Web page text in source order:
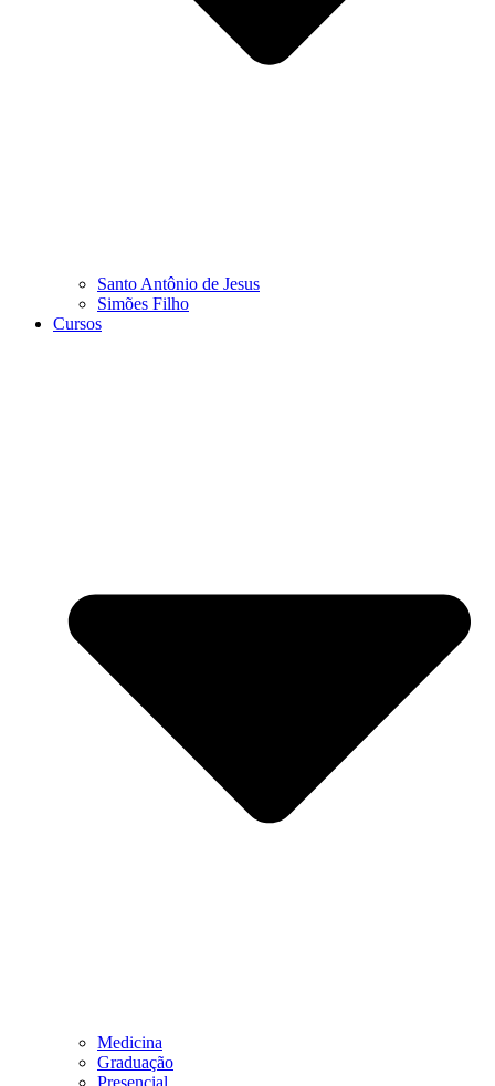
Santo Antônio de Jesus
Simões Filho
Cursos
Medicina
Graduação
Presencial